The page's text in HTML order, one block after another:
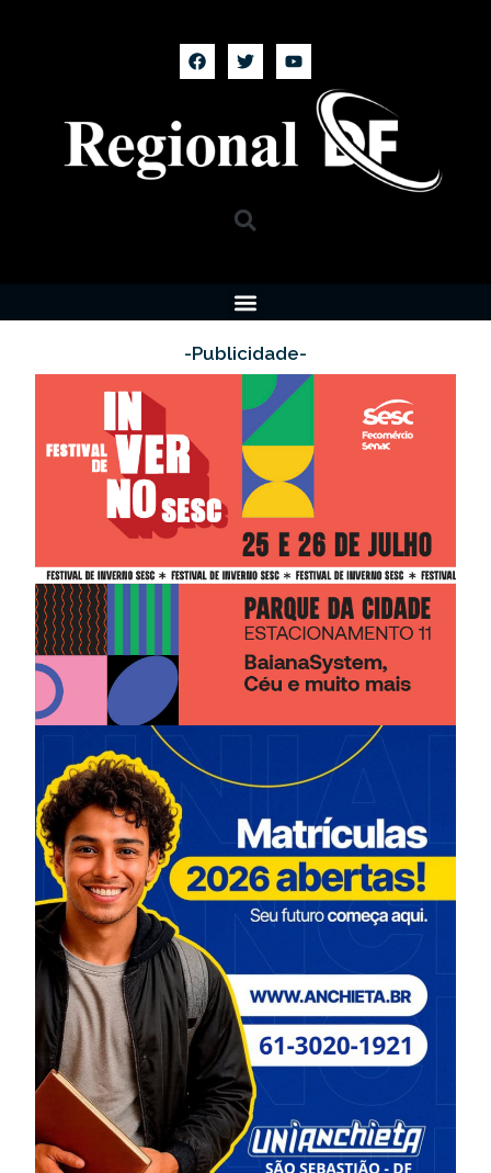
-Publicidade-